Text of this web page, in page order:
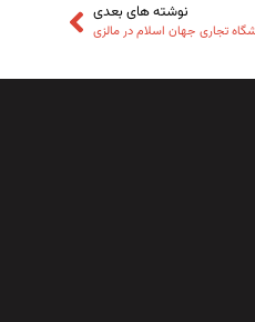
نوشته های بعدی
تجاری جهان اسلام در مالزی